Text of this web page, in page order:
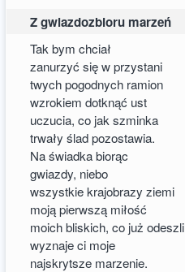
Z gwiazdozbioru marzeń
Tak bym chciał
zanurzyć się w przystani
twych pogodnych ramion
wzrokiem dotknąć ust
uczucia, co jak szminka
trwały ślad pozostawia.
Na świadka biorąc
gwiazdy, niebo
wszystkie krajobrazy ziemi
moją pierwszą miłość
moich bliskich, co już odeszli
wyznaje ci moje
najskrytsze marzenie.